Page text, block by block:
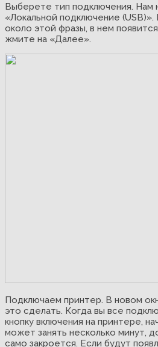
Выберете тип подключения. Нам
«Локальной подключение
около этой фразы, в нем
жмите на «Далее».
Подключаем принтер. В новом
это сделать. Когда вы все
кнопку включения на принтере,
может занять несколько минут,
само закроется. Если будут